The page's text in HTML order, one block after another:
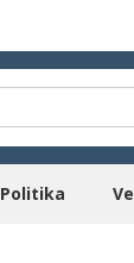
Politika